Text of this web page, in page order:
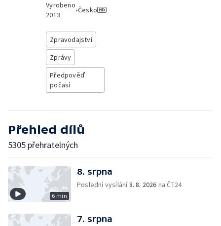
Vyrobeno
2013
•Česko
Zpravodajství
Zprávy
Předpověď
počasí
Přehled dílů
5305 přehratelných
6 min
8. srpna
Poslední vysílání8. 8. 2026 na ČT24
7. srpna